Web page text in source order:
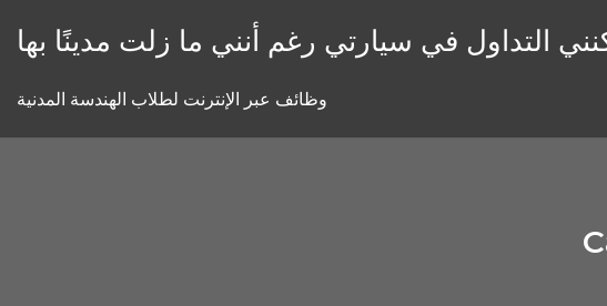
التداول في سيارتي رغم أنني ما زلت مدينًا بها
وظائف عبر الإنترنت لطلاب الهندسة المدنية